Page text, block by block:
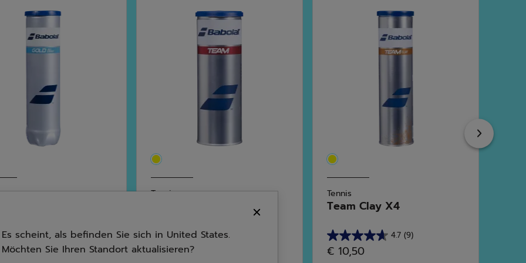
Court X4
4.2 (5)
Tennis
5.0 (1)
5.0
von
€ 7,50
Tennis
Team Clay X4
4.7 (9)
4.7
von
€ 10,50
Es scheint, als befinden Sie sich in United States.
Möchten Sie Ihren Standort aktualisieren?